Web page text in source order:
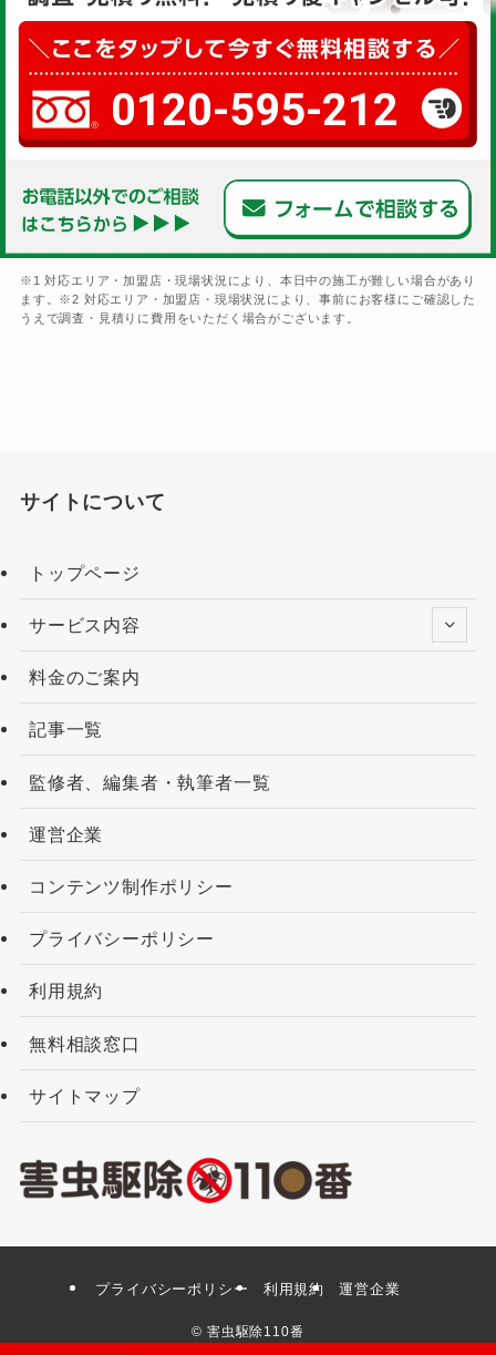
0120-595-212
※1 対応エリア・加盟店・現場状況により、本日中の施工が難しい場合があり
ます。※2 対応エリア・加盟店・現場状況により、事前にお客様にご確認した
うえで調査・見積りに費用をいただく場合がございます。
サイトについて
トップページ
サービス内容
料金のご案内
記事一覧
監修者、編集者・執筆者一覧
運営企業
コンテンツ制作ポリシー
プライバシーポリシー
利用規約
無料相談窓口
サイトマップ
プライバシーポリシー 利用規約 運営企業
© 害虫駆除110番